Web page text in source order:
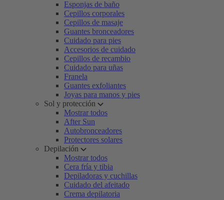
Esponjas de baño
Cepillos corporales
Cepillos de masaje
Guantes bronceadores
Cuidado para pies
Accesorios de cuidado
Cepillos de recambio
Cuidado para uñas
Franela
Guantes exfoliantes
Joyas para manos y pies
Sol y protección
Mostrar todos
After Sun
Autobronceadores
Protectores solares
Depilación
Mostrar todos
Cera fría y tibia
Depiladoras y cuchillas
Cuidado del afeitado
Crema depilatoria